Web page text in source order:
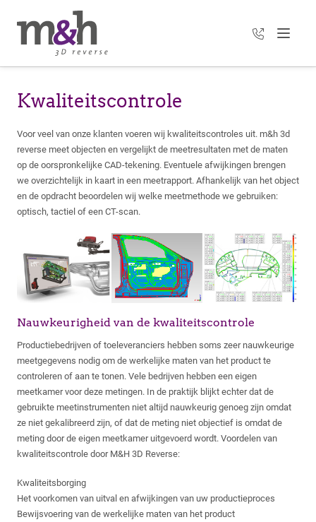
Menu
+31 35 303
Kwaliteitscontrole
Voor veel van onze klanten voeren wij kwaliteitscontroles uit. m&h 3d
reverse meet objecten en vergelijkt de meetresultaten met de maten
op de oorspronkelijke CAD-tekening. Eventuele afwijkingen brengen
we overzichtelijk in kaart in een meetrapport. Afhankelijk van het object
en de opdracht beoordelen wij welke meetmethode we gebruiken:
optisch, tactiel of een CT-scan.
Nauwkeurigheid van de kwaliteitscontrole
Productiebedrijven of toeleveranciers hebben soms zeer nauwkeurige
meetgegevens nodig om de werkelijke maten van het product te
controleren of aan te tonen. Vele bedrijven hebben een eigen
meetkamer voor deze metingen. In de praktijk blijkt echter dat de
gebruikte meetinstrumenten niet altijd nauwkeurig genoeg zijn omdat
ze niet gekalibreerd zijn, of dat de meting niet objectief is omdat de
meting door de eigen meetkamer uitgevoerd wordt. Voordelen van
kwaliteitscontrole door M&H 3D Reverse:
Kwaliteitsborging
Het voorkomen van uitval en afwijkingen van uw productieproces
Bewijsvoering van de werkelijke maten van het product